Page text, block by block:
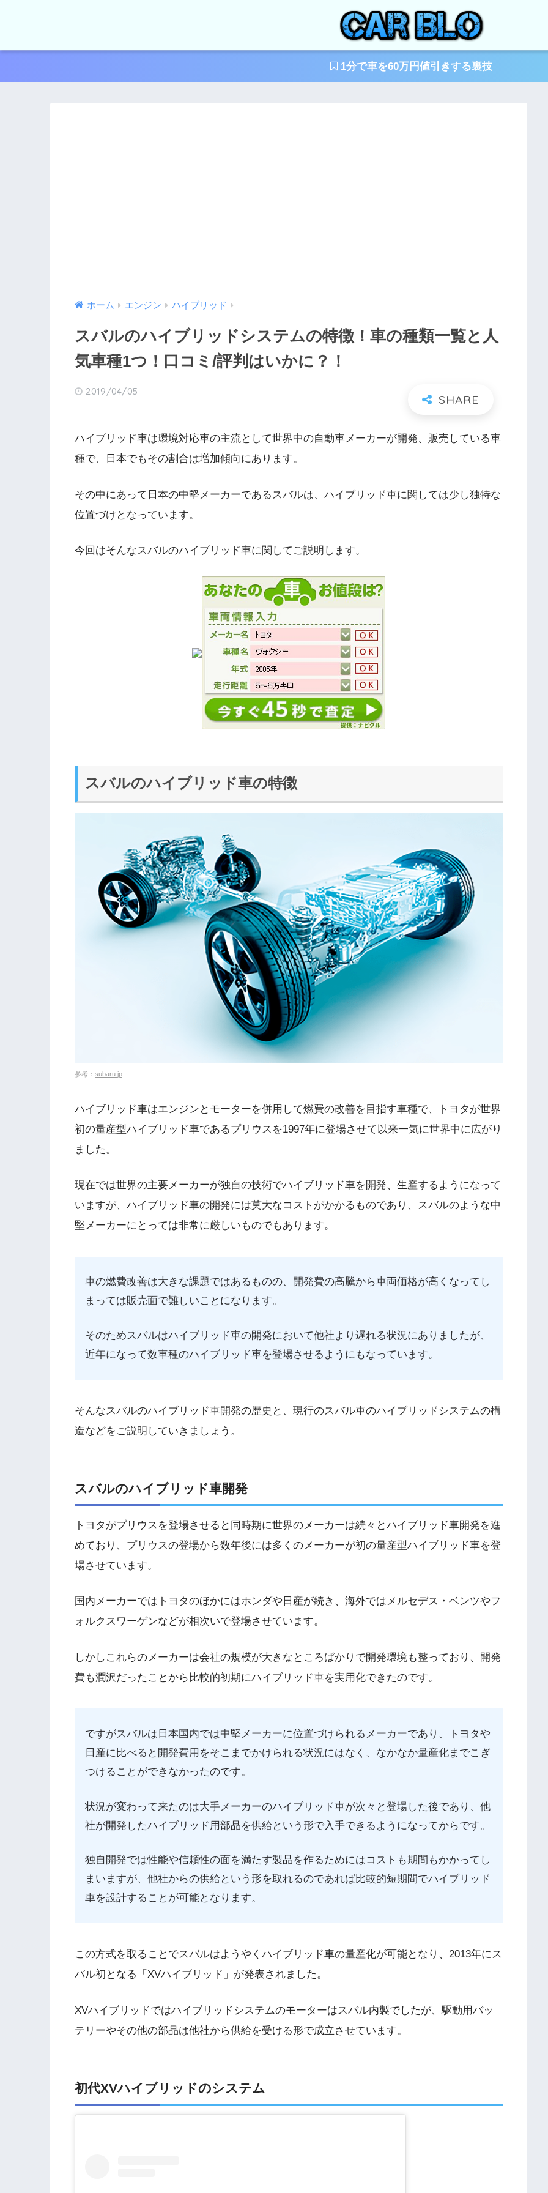
1分で車を60万円値引きする裏技
ホーム エンジン ハイブリッド
スバルのハイブリッドシステムの特徴！車の種類一覧と人
気車種1つ！口コミ/評判はいかに？！
2019/04/05
ハイブリッド車は環境対応車の主流として世界中の自動車メーカーが開発、販売している車
種で、日本でもその割合は増加傾向にあります。
その中にあって日本の中堅メーカーであるスバルは、ハイブリッド車に関しては少し独特な
位置づけとなっています。
今回はそんなスバルのハイブリッド車に関してご説明します。
スバルのハイブリッド車の特徴
参考： subaru.jp
ハイブリッド車はエンジンとモーターを併用して燃費の改善を目指す車種で、トヨタが世界
初の量産型ハイブリッド車であるプリウスを1997年に登場させて以来一気に世界中に広がり
ました。
現在では世界の主要メーカーが独自の技術でハイブリッド車を開発、生産するようになって
いますが、ハイブリッド車の開発には莫大なコストがかかるものであり、スバルのような中
堅メーカーにとっては非常に厳しいものでもあります。
車の燃費改善は大きな課題ではあるものの、開発費の高騰から車両価格が高くなってし
まっては販売面で難しいことになります。
そのためスバルはハイブリッド車の開発において他社より遅れる状況にありましたが、
近年になって数車種のハイブリッド車を登場させるようにもなっています。
そんなスバルのハイブリッド車開発の歴史と、現行のスバル車のハイブリッドシステムの構
造などをご説明していきましょう。
スバルのハイブリッド車開発
トヨタがプリウスを登場させると同時期に世界のメーカーは続々とハイブリッド車開発を進
めており、プリウスの登場から数年後には多くのメーカーが初の量産型ハイブリッド車を登
場させています。
国内メーカーではトヨタのほかにはホンダや日産が続き、海外ではメルセデス・ベンツやフ
ォルクスワーゲンなどが相次いで登場させています。
しかしこれらのメーカーは会社の規模が大きなところばかりで開発環境も整っており、開発
費も潤沢だったことから比較的初期にハイブリッド車を実用化できたのです。
ですがスバルは日本国内では中堅メーカーに位置づけられるメーカーであり、トヨタや
日産に比べると開発費用をそこまでかけられる状況にはなく、なかなか量産化までこぎ
つけることができなかったのです。
状況が変わって来たのは大手メーカーのハイブリッド車が次々と登場した後であり、他
社が開発したハイブリッド用部品を供給という形で入手できるようになってからです。
独自開発では性能や信頼性の面を満たす製品を作るためにはコストも期間もかかってし
まいますが、他社からの供給という形を取れるのであれば比較的短期間でハイブリッド
車を設計することが可能となります。
この方式を取ることでスバルはようやくハイブリッド車の量産化が可能となり、2013年にス
バル初となる「XVハイブリッド」が発表されました。
XVハイブリッドではハイブリッドシステムのモーターはスバル内製でしたが、駆動用バッ
テリーやその他の部品は他社から供給を受ける形で成立させています。
初代XVハイブリッドのシステム